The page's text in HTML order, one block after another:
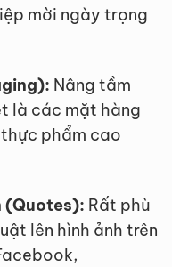
mời ngày trọng
Nâng tầm
là các mặt hàng
phẩm cao
(Quotes): Rất phù
lên hình ảnh trên